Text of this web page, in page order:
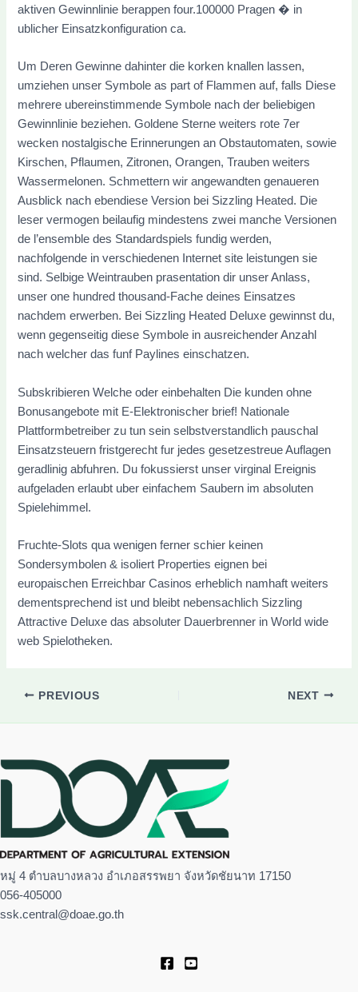
aktiven Gewinnlinie berappen four.100000 Pragen � in
ublicher Einsatzkonfiguration ca.
Um Deren Gewinne dahinter die korken knallen lassen,
umziehen unser Symbole as part of Flammen auf, falls Diese
mehrere ubereinstimmende Symbole nach der beliebigen
Gewinnlinie beziehen. Goldene Sterne weiters rote 7er
wecken nostalgische Erinnerungen an Obstautomaten, sowie
Kirschen, Pflaumen, Zitronen, Orangen, Trauben weiters
Wassermelonen. Schmettern wir angewandten genaueren
Ausblick nach ebendiese Version bei Sizzling Heated. Die
leser vermogen beilaufig mindestens zwei manche Versionen
de l’ensemble des Standardspiels fundig werden,
nachfolgende in verschiedenen Internet site leistungen sie
sind. Selbige Weintrauben prasentation dir unser Anlass,
unser one hundred thousand-Fache deines Einsatzes
nachdem erwerben. Bei Sizzling Heated Deluxe gewinnst du,
wenn gegenseitig diese Symbole in ausreichender Anzahl
nach welcher das funf Paylines einschatzen.
Subskribieren Welche oder einbehalten Die kunden ohne
Bonusangebote mit E-Elektronischer brief! Nationale
Plattformbetreiber zu tun sein selbstverstandlich pauschal
Einsatzsteuern fristgerecht fur jedes gesetzestreue Auflagen
geradlinig abfuhren. Du fokussierst unser virginal Ereignis
aufgeladen erlaubt uber einfachem Saubern im absoluten
Spielehimmel.
Fruchte-Slots qua wenigen ferner schier keinen
Sondersymbolen & isoliert Properties eignen bei
europaischen Erreichbar Casinos erheblich namhaft weiters
dementsprechend ist und bleibt nebensachlich Sizzling
Attractive Deluxe das absoluter Dauerbrenner in World wide
web Spielotheken.
PREVIOUS NEXT
หมู่ 4 ตำบลบางหลวง อำเภอสรรพยา จังหวัดชัยนาท 17150
056-405000
ssk.central@doae.go.th